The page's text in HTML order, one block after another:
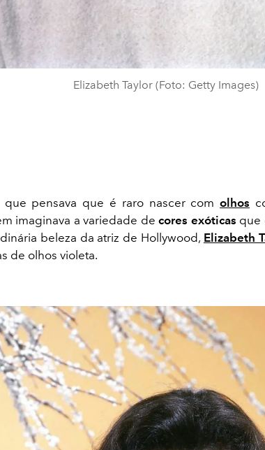
Elizabeth Taylor (Foto: Getty Images)
que pensava que é raro nascer comolhos
imaginava a variedade de cores exóticas que
beleza da atriz de Hollywood, Elizabeth
de olhos violeta.